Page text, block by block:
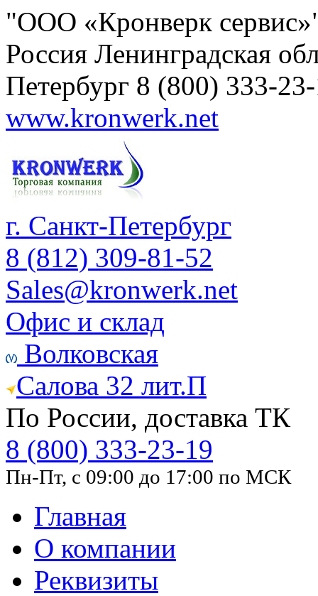
"ООО «Кронверк
Россия Ленинградская
Петербург 8 (800) 333-
www.kronwerk.net
г. Санкт-Петербург
8 (812) 309-81-52
Sales@kronwerk.net
Офис и склад
Волковская
Салова 32 лит.П
По России, доставка ТК
8 (800) 333-23-19
Пн-Пт, с 09:00 до 17:00 по МСК
Главная
О компании
Реквизиты